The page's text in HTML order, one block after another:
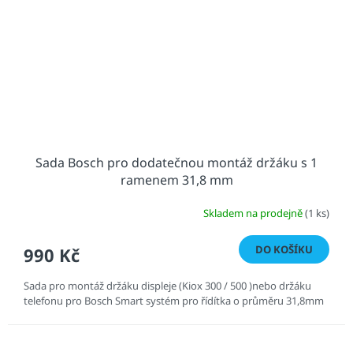
Sada Bosch pro dodatečnou montáž držáku s 1
ramenem 31,8 mm
Skladem na prodejně(1 ks)
990 Kč DO KOŠÍKU
Sada pro montáž držáku displeje (Kiox 300 / 500 )nebo držáku
telefonu pro Bosch Smart systém pro řídítka o průměru 31,8mm